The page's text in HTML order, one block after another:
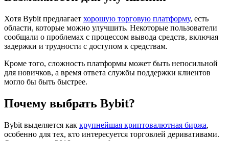
Хотя Bybit предлагает хорошую торговую платформу, есть
области, которые можно улучшить. Некоторые пользователи
сообщали о проблемах с процессом вывода средств, включая
задержки и трудности с доступом к средствам.
Кроме того, сложность платформы может быть непосильной
для новичков, а время ответа службы поддержки клиентов
могло бы быть быстрее.
Почему выбрать Bybit?
Bybit выделяется как крупнейшая криптовалютная биржа,
особенно для тех, кто интересуется торговлей деривативами.